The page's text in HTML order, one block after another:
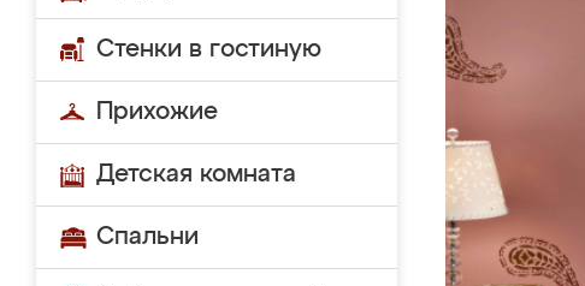
Стенки в гостиную
Прихожие
Детская комната
Спальни